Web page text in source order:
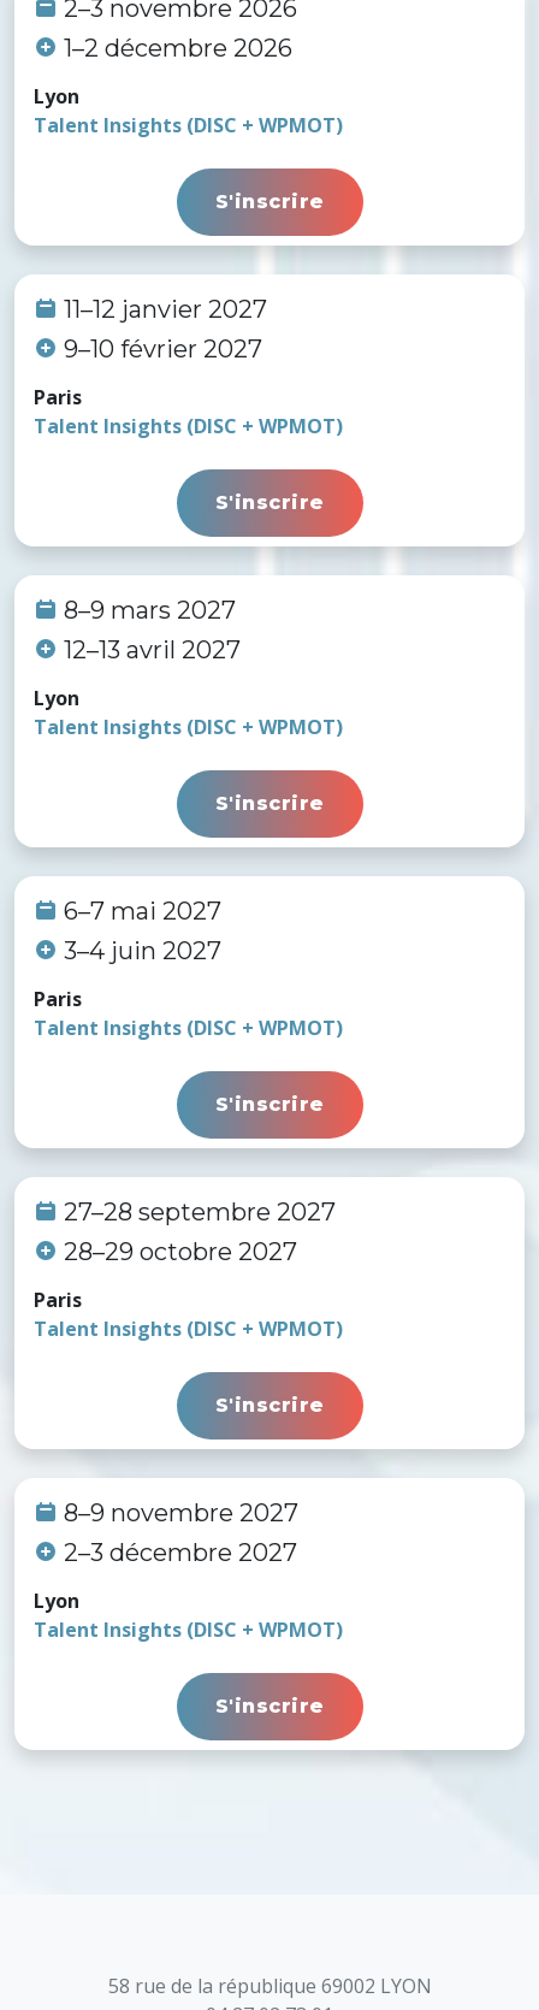
2–3 novembre 2026
1–2 décembre 2026
Lyon
Talent Insights (DISC + WPMOT)
S'inscrire
11–12 janvier 2027
9–10 février 2027
Paris
Talent Insights (DISC + WPMOT)
S'inscrire
8–9 mars 2027
12–13 avril 2027
Lyon
Talent Insights (DISC + WPMOT)
S'inscrire
6–7 mai 2027
3–4 juin 2027
Paris
Talent Insights (DISC + WPMOT)
S'inscrire
27–28 septembre 2027
28–29 octobre 2027
Paris
Talent Insights (DISC + WPMOT)
S'inscrire
8–9 novembre 2027
2–3 décembre 2027
Lyon
Talent Insights (DISC + WPMOT)
S'inscrire
58 rue de la république 69002 LYON